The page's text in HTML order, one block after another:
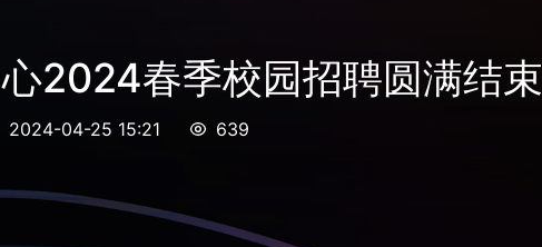
2024春季校园招聘圆满结束
2024-04-25 15:21 639